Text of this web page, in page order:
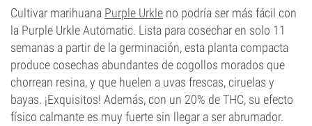
0-1%
Tipo de floración
Fotoperiódica
Cultivar marihuana Purple Urkle no podría ser más fácil con
la Purple Urkle Automatic. Lista para cosechar en solo 11
semanas a partir de la germinación, esta planta compacta
produce cosechas abundantes de cogollos morados que
chorrean resina, y que huelen a uvas frescas, ciruelas y
bayas. ¡Exquisitos! Además, con un 20% de THC, su efecto
físico calmante es muy fuerte sin llegar a ser abrumador.